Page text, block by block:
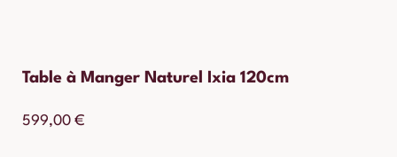
Table à Manger Naturel Ixia 120cm
599,00 €